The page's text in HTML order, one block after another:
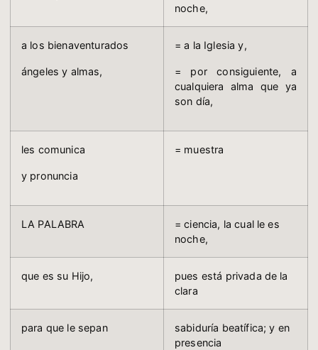
noche,
a los bienaventurados
ángeles y almas,
= a la Iglesia y,
= por consiguiente, a
cualquiera alma que ya
son día,
les comunica
y pronuncia
= muestra
LA PALABRA
= ciencia, la cual le es
noche,
que es su Hijo,
pues está privada de la
clara
para que le sepan
sabiduría beatífica; y en
presencia